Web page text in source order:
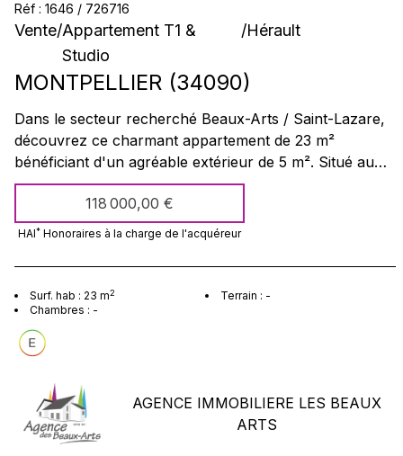
Réf : 1646 / 726716
Vente/Appartement T1 &
Studio
/Hérault
MONTPELLIER (34090)
Dans le secteur recherché Beaux-Arts / Saint-Lazare,
découvrez ce charmant appartement de 23 m²
bénéficiant d'un agréable extérieur de 5 m². Situé au
sein d'une résidence calme, sécurisée et bien
entretenue datant de 1995, il se compose d'une belle
pièce de vie avec cuisine ouverte, offrant un espace
commerces, transports et commodités. Une
opportunité à ne pas manquer, à visiter sans tarder !
118 000,00 €
HAI* Honoraires à la charge de l'acquéreur
Surf. hab : 23 m2 Terrain : -
Chambres : -
AGENCE IMMOBILIERE LES BEAUX
ARTS